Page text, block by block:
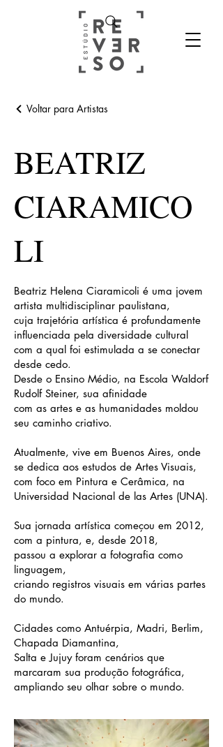
Voltar para Artistas
BEATRIZ
CIARAMICO
LI
Beatriz Helena Ciaramicoli é uma jovem
artista multidisciplinar paulistana,
cuja trajetória artística é profundamente
influenciada pela diversidade cultural
com a qual foi estimulada a se conectar
desde cedo.
Desde o Ensino Médio, na Escola Waldorf
Rudolf Steiner, sua afinidade
com as artes e as humanidades moldou
seu caminho criativo.
Atualmente, vive em Buenos Aires, onde
se dedica aos estudos de Artes Visuais,
com foco em Pintura e Cerâmica, na
Universidad Nacional de las Artes (UNA).
Sua jornada artística começou em 2012,
com a pintura, e, desde 2018,
passou a explorar a fotografia como
linguagem,
criando registros visuais em várias partes
do mundo.
Cidades como Antuérpia, Madri, Berlim,
Chapada Diamantina,
Salta e Jujuy foram cenários que
marcaram sua produção fotográfica,
ampliando seu olhar sobre o mundo.